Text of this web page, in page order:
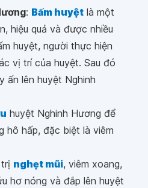
: Bấm huyệt là một
hiệu quả và được nhiều
huyệt, người thực hiện
vị trí của huyệt. Sau đó
ấn lên huyệt Nghinh
huyệt Nghinh Hương để
hô hấp, đặc biệt là viêm
nghẹt mũi, viêm xoang,
hơ nóng và đắp lên huyệt